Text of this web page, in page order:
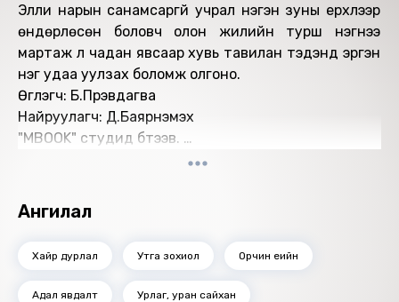
Элли нарын санамсаргүй учрал нэгэн зуны үерхлээр
өндөрлөсөн боловч олон жилийн турш нэгнээ
мартаж үл чадан явсаар хувь тавилан тэдэнд эргэн
нэг удаа уулзах боломж олгоно.
Өгүүлэгч: Б.Пүрэвдагва
Найруулагч: Д.Баярнэмэх
"МBOOK" студид бүтээв.
Зохиогчийн эрх хуулиар хамгаалагдсан 2020 он.
Ангилал
Хайр дурлал Утга зохиол Орчин үеийн
Адал явдалт Урлаг, уран сайхан